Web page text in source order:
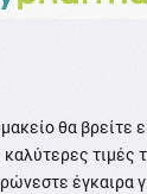
θα βρείτε
τιμές
έγκαιρα